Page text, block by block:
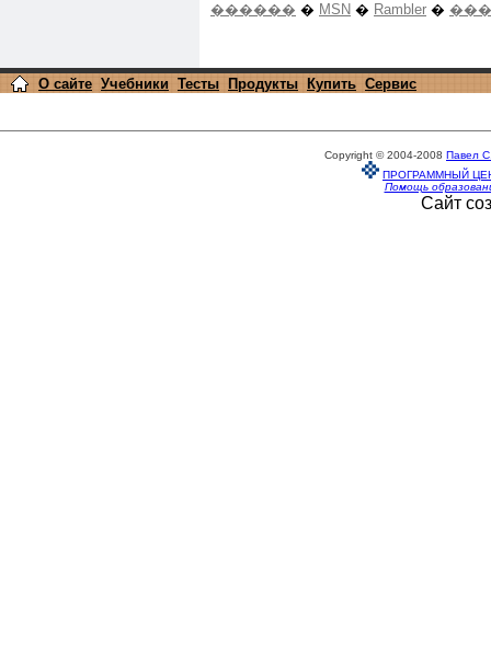
������ � MSN � Rambler �
О сайте Учебники Тесты Продукты Купить Сервис
Copyright © 2004-2008 Павел
ПРОГРАММНЫЙ
Помощь
Сайт